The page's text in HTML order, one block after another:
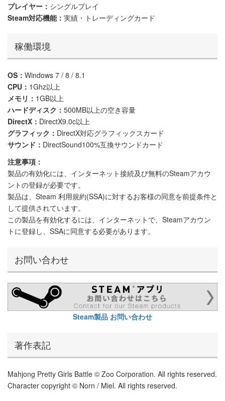
プレイヤー： シングルプレイ
Steam対応機能： 実績・トレーディングカード
稼働環境
OS： Windows 7 / 8 / 8.1
CPU： 1Ghz以上
メモリ： 1GB以上
ハードディスク： 500MB以上の空き容量
DirectX： DirectX9.0c以上
グラフィック： DirectX対応グラフィックスカード
サウンド： DirectSound100%互換サウンドカード
注意事項：
製品の有効化には、インターネット接続及び無料のSteamアカウ
ントの登録が必要です。
製品は、Steam 利用規約(SSA)に対するお客様の同意を前提条件と
して提供されています。
この製品を有効化するには、インターネットで、Steamアカウン
トに登録し、SSAに同意する必要があります。
お問い合わせ
Steam製品 お問い合わせ
著作表記
Mahjong Pretty Girls Battle © Zoo Corporation. All rights reserved.
Character copyright © Norn / Miel. All rights reserved.